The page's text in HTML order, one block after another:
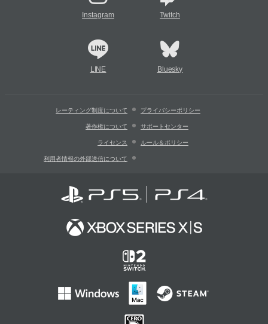
Instagram Twitch
LINE Bluesky
レーティング制度について プライバシーポリシー
著作権について サポートセンター
ライセンス ルール＆ポリシー
利用者情報の外部送信について